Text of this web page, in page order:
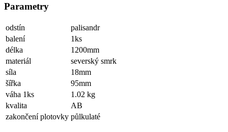
Parametry
odstín
palisandr
balení
1ks
délka
1200mm
materiál
severský smrk
síla
18mm
šířka
95mm
váha 1ks
1.02 kg
kvalita
AB
zakončení plotovky půlkulaté